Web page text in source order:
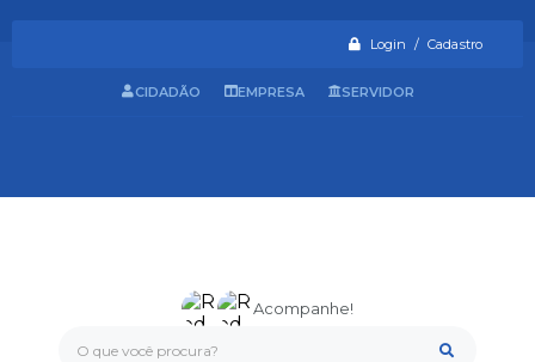
Login / Cadastro
O que você procura?
Acompanhe!
CIDADÃO EMPRESA SERVIDOR